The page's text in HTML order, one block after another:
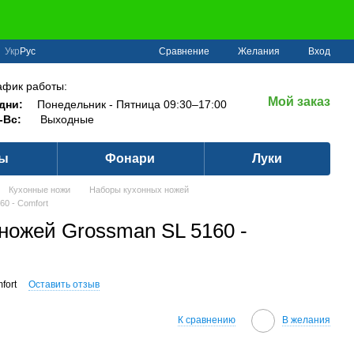
Укр Рус Сравнение Желания Вход
работы:
Понедельник - Пятница 09:30–17:00
Вс:
Выходные
Мой заказ
Фонари Луки
Кухонные ножи
Наборы кухонных ножей
- Comfort
Grossman SL 5160 -
Оставить отзыв
К сравнению В желания